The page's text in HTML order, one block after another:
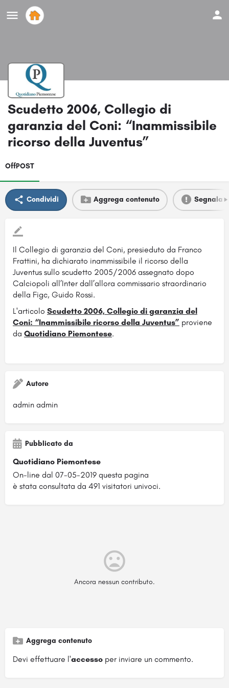
Scudetto 2006, Collegio di
garanzia del Coni: “Inammissibile
ricorso della Juventus”
OffPOST
Condividi Aggrega contenuto Segnala
Il Collegio di garanzia del Coni, presieduto da Franco
Frattini, ha dichiarato inammissibile il ricorso della
Juventus sullo scudetto 2005/2006 assegnato dopo
Calciopoli all’Inter dall’allora commissario straordinario
della Figc, Guido Rossi.
L'articolo Scudetto 2006, Collegio di garanzia del
Coni: “Inammissibile ricorso della Juventus” proviene
da Quotidiano Piemontese.
Autore
admin admin
Pubblicato da
Quotidiano Piemontese
On-line dal 07-05-2019 questa pagina
è stata consultata da 491 visitatori univoci.
Ancora nessun contributo.
Aggrega contenuto
Devi effettuare l'accesso per inviare un commento.